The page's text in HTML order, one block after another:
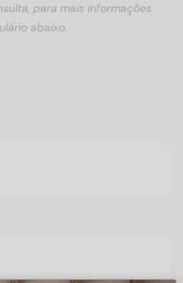
para mais informações
abaixo.